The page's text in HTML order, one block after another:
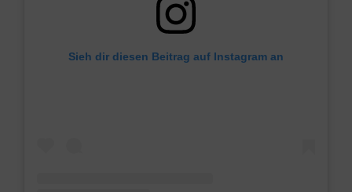
Sieh dir diesen Beitrag auf Instagram an